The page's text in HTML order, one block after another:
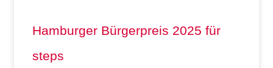
Hamburger Bürgerpreis 2025 für
steps